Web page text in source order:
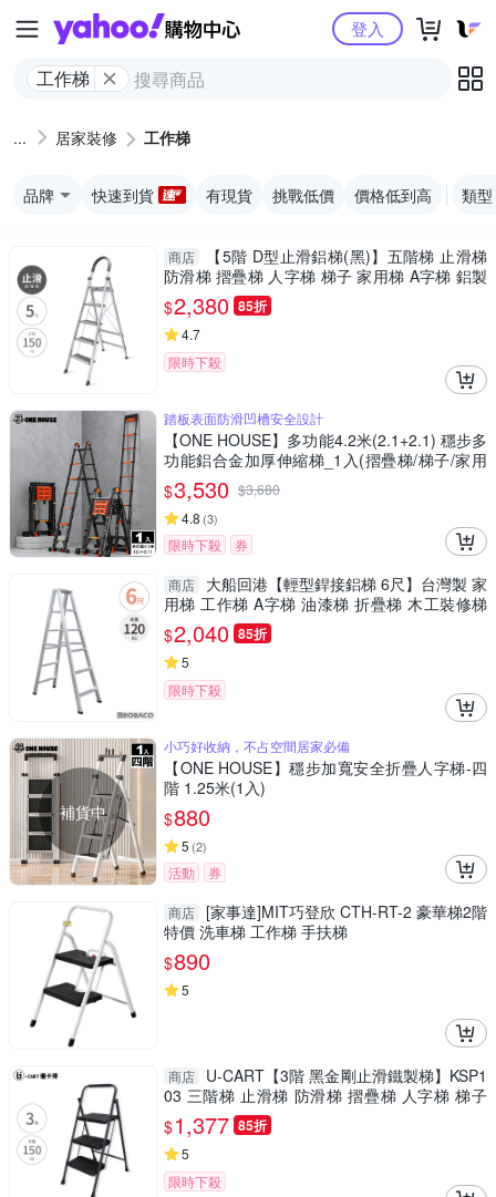
Yahoo購物中心
工作梯
登入
居家裝修 工作梯
品牌 快速到貨 有現貨 挑戰低價 價格低到高 類型
商店
【5階 D型止滑鋁梯(黑)】五階梯 止滑梯
防滑梯 摺疊梯 人字梯 梯子 家用梯 A字梯 鋁製
梯
$2,380 85折
4.7
限時下殺
踏板表面防滑凹槽安全設計
【ONE HOUSE】多功能4.2米(2.1+2.1) 穩步多
功能鋁合金加厚伸縮梯_1入(摺疊梯/梯子/家用
梯/人字梯/A字梯/鋁梯)
$3,530 $3,680
4.8 (3)
限時下殺 券
商店
大船回港【輕型銲接鋁梯 6尺】台灣製 家
用梯 工作梯 A字梯 油漆梯 折疊梯 木工裝修梯
子
$2,040 85折
5
限時下殺
補貨中
小巧好收納，不占空間居家必備
【ONE HOUSE】穩步加寬安全折疊人字梯-四
階 1.25米(1入)
$880
5 (2)
活動 券
商店 [家事達]MIT巧登欣 CTH-RT-2 豪華梯2階
特價 洗車梯 工作梯 手扶梯
$890
5
商店
U-CART【3階 黑金剛止滑鐵製梯】KSP1
03 三階梯 止滑梯 防滑梯 摺疊梯 人字梯 梯子
家用梯 A字梯 鐵梯
$1,377 85折
5
限時下殺